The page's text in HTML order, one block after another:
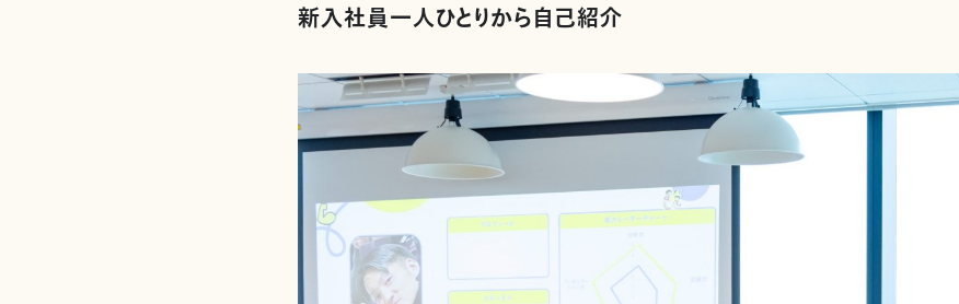
新入社員一人ひとりから自己紹介